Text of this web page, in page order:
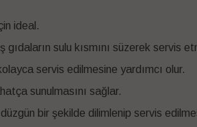
ideal.
gıdaların sulu kısmını süzerek servis
servis edilmesine yardımcı olur.
sunulmasını sağlar.
bir şekilde dilimlenip servis